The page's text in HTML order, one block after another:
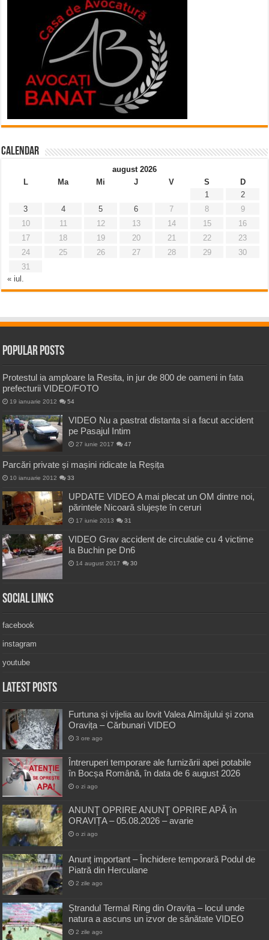
Calendar
august 2026
L
Ma Mi J V S
D
1
2
3
4 5 6 7 8
9
10
11 12 13 14 15
16
17
18 19 20 21 22
23
24
25 26 27 28 29
30
31
« iul.
Popular Posts
Protestul ia amploare la Resita, in jur de 800 de oameni in fata
prefecturii VIDEO/FOTO
19 ianuarie 2012 54
VIDEO Nu a pastrat distanta si a facut accident
pe Pasajul Intim
27 iunie 2017 47
Parcări private și mașini ridicate la Reșița
10 ianuarie 2012 33
UPDATE VIDEO A mai plecat un OM dintre noi,
părintele Nicoară slujește în ceruri
17 iunie 2013 31
VIDEO Grav accident de circulatie cu 4 victime
la Buchin pe Dn6
14 august 2017 30
Social Links
facebook
instagram
youtube
Latest Posts
Furtuna și vijelia au lovit Valea Almăjului și zona
Oravița – Cărbunari VIDEO
3 ore ago
Întreruperi temporare ale furnizării apei potabile
în Bocșa Română, în data de 6 august 2026
o zi ago
ANUNŢ OPRIRE ANUNŢ OPRIRE APĂ în
ORAVIȚA – 05.08.2026 – avarie
o zi ago
Anunț important – Închidere temporară Podul de
Piatră din Herculane
2 zile ago
Ștrandul Termal Ring din Oravița – locul unde
natura a ascuns un izvor de sănătate VIDEO
2 zile ago